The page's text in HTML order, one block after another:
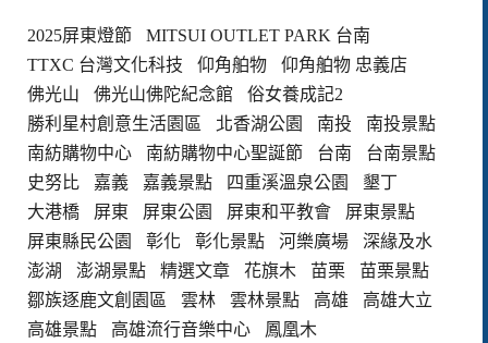
2025屏東燈節
MITSUI OUTLET PARK 台南
TTXC 台灣文化科技
仰角舶物
仰角舶物 忠義店
佛光山
佛光山佛陀紀念館
俗女養成記2
勝利星村創意生活園區
北香湖公園 南投
南投景點
南紡購物中心
南紡購物中心聖誕節 台南
台南景點
史努比
嘉義 嘉義景點 四重溪溫泉公園
墾丁
大港橋
屏東 屏東公園 屏東和平教會
屏東景點
屏東縣民公園
彰化 彰化景點 河樂廣場
深緣及水
澎湖
澎湖景點 精選文章 花旗木 苗栗
苗栗景點
鄒族逐鹿文創園區
雲林 雲林景點 高雄
高雄大立
高雄景點
高雄流行音樂中心 鳳凰木